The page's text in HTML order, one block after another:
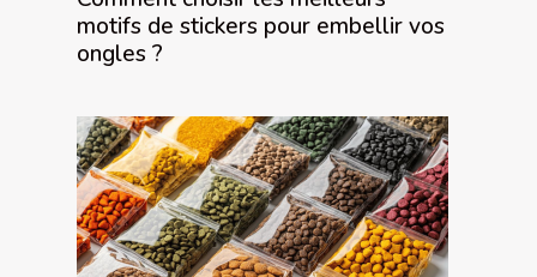
motifs de stickers pour embellir vos
ongles ?